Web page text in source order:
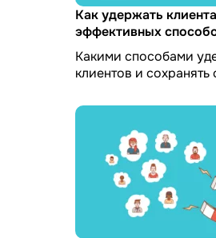
Как удержать
эффективных
Какими способами
клиентов и сохранять
как рассчитать